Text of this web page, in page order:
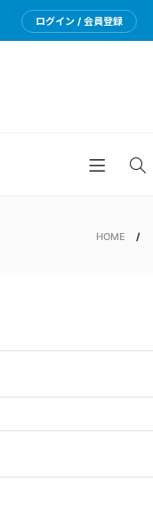
ログイン / 会員登録
HOME